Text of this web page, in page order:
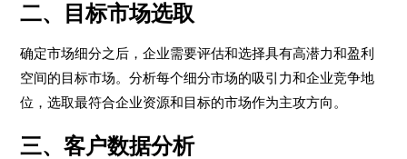
二、目标市场选取
确定市场细分之后，企业需要评估和选择具有高潜力和盈利
空间的目标市场。分析每个细分市场的吸引力和企业竞争地
位，选取最符合企业资源和目标的市场作为主攻方向。
三、客户数据分析